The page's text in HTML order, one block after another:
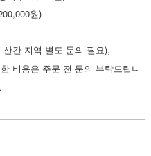
원)
산간 지역 별도 문의 필요),
비용은 주문 전 문의 부탁드립니